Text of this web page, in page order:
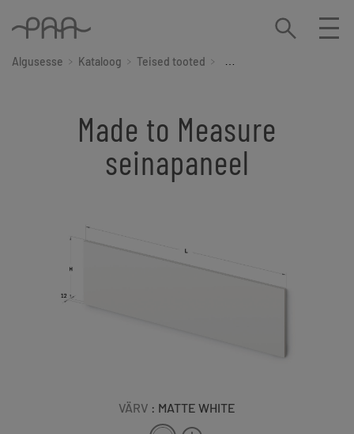
Algusesse Kataloog Teised tooted Made to Measure
Made to Measure
seinapaneel
VÄRV : MATTE WHITE